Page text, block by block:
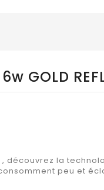
GOLD
la
peu et